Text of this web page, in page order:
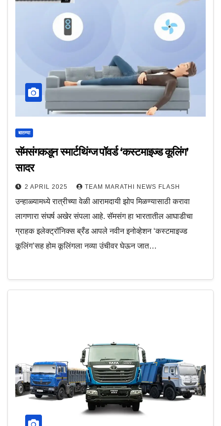
बातम्या
सॅमसंगकडून स्‍मार्टथिंग्‍ज पॉवर्ड ‘कस्‍टमाइज्‍ड कूलिंग’
सादर
2 APRIL 2025 TEAM MARATHI NEWS FLASH
उन्‍हाळ्यामध्‍ये रात्रीच्‍या वेळी आरामदायी झोप मिळण्‍यासाठी करावा
लागणारा संघर्ष अखेर संपला आहे. सॅमसंग हा भारतातील आघाडीचा
ग्राहक इलेक्‍ट्रॉनिक्‍स ब्रँड आपले नवीन इनोव्‍हेशन ‘कस्‍टमाइज्‍ड
कूलिंग’सह होम कूलिंगला नव्‍या उंचीवर घेऊन जात…